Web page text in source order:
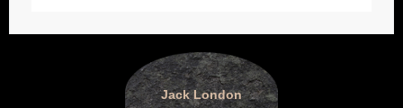
Jack London